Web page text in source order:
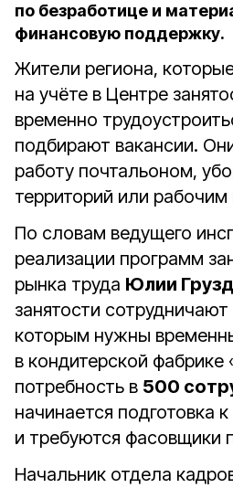
по безработице и
финансовую поддержку.
Жители региона,
на учёте в Центре
временно
подбирают вакансии.
работу почтальоном,
территорий или рабочим
По словам ведущего
реализации программ
рынка труда Юлии
занятости
которым нужны
в кондитерской фабрике
потребность в 500
начинается подготовка
и требуются фасовщики
Начальник отдела